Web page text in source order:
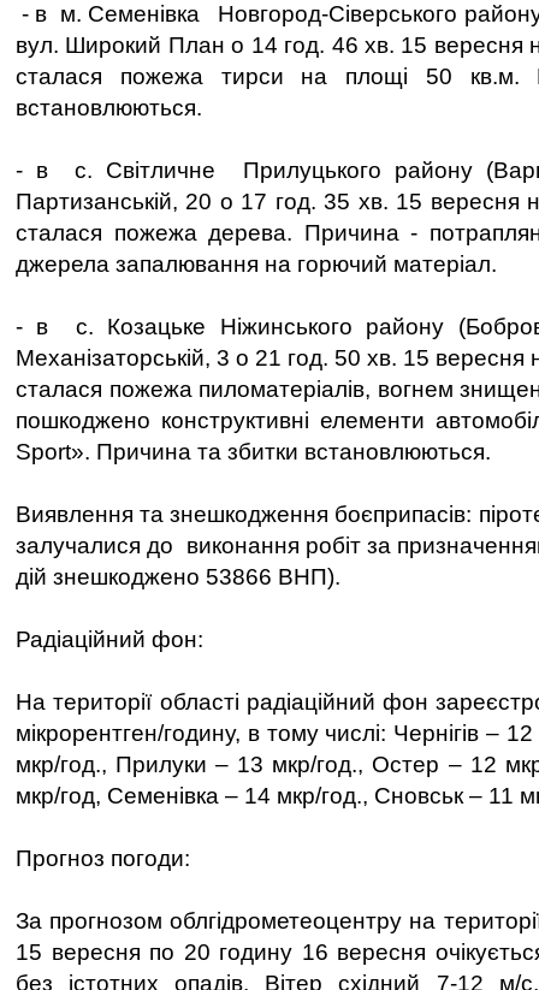
- в м. Семенівка Новгород-Сіверського
вул. Широкий План о 14 год. 46 хв. 15 вересня на
сталася пожежа тирси на площі 50 кв.м.
встановлюються.
- в с. Світличне Прилуцького району
Партизанській, 20 о 17 год. 35 хв. 15 вересня
сталася пожежа дерева. Причина -
джерела запалювання на горючий матеріал.
- в с. Козацьке Ніжинського району
Механізаторській, 3 о 21 год. 50 хв. 15 вересня
сталася пожежа пиломатеріалів, вогнем
пошкоджено конструктивні елементи
Sport». Причина та збитки встановлюються.
Виявлення та знешкодження боєприпасів:
залучалися до виконання робіт за
дій знешкоджено 53866 ВНП).
Радіаційний фон:
На території області радіаційний фон
мікрорентген/годину, в тому числі: Чернігів –
мкр/год., Прилуки – 13 мкр/год., Остер – 12
мкр/год, Семенівка – 14 мкр/год., Сновськ – 11
Прогноз погоди:
За прогнозом облгідрометеоцентру на
15 вересня по 20 годину 16 вересня
без істотних опадів. Вітер східний 7-12